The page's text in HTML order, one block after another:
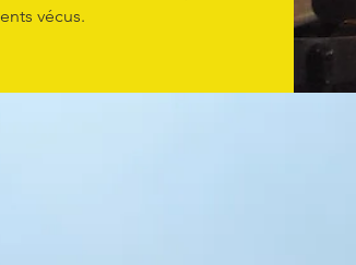
vécus.